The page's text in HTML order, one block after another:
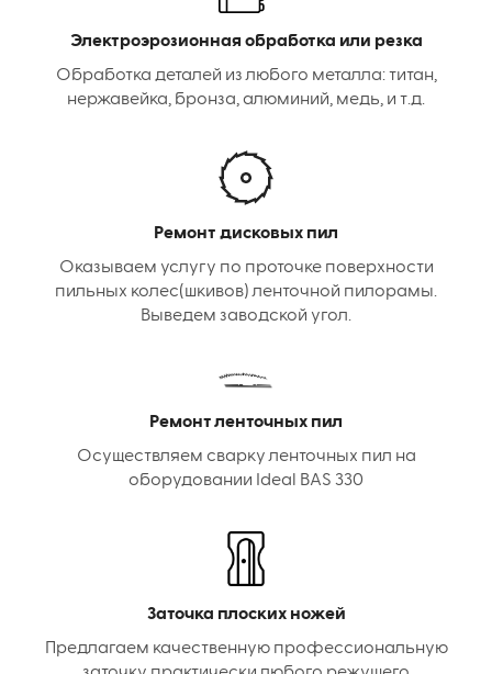
Электроэрозионная обработка или резка
Обработка деталей из любого металла: титан,
нержавейка, бронза, алюминий, медь, и т.д.
Ремонт дисковых пил
Оказываем услугу по проточке поверхности
пильных колес(шкивов) ленточной пилорамы.
Выведем заводской угол.
Ремонт ленточных пил
Осуществляем сварку ленточных пил на
оборудовании Ideal BAS 330
Заточка плоских ножей
Предлагаем качественную профессиональную